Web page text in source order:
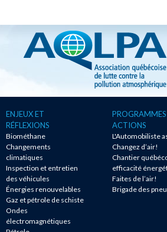
ENJEUX ET
RÉFLEXIONS
Biométhane
Changements
climatiques
Inspection et entretien
des véhicules
Énergies renouvelables
Gaz et pétrole de schiste
Ondes
électromagnétiques
ACTIONS
L'Automobiliste
Changez d’air!
Chantier
efficacité
Faites de l’air!
Brigade des